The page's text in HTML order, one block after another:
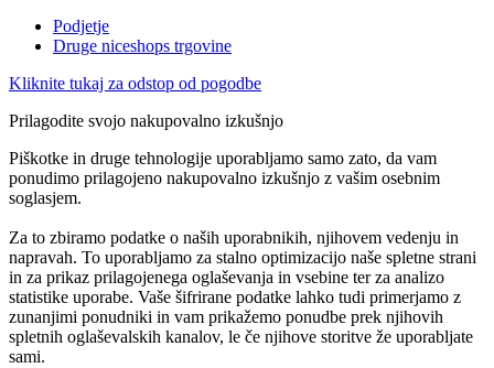
Podjetje
Druge niceshops trgovine
Kliknite tukaj za odstop od pogodbe
Prilagodite svojo nakupovalno izkušnjo
Piškotke in druge tehnologije uporabljamo samo zato, da vam
ponudimo prilagojeno nakupovalno izkušnjo z vašim osebnim
soglasjem.
Za to zbiramo podatke o naših uporabnikih, njihovem vedenju in
napravah. To uporabljamo za stalno optimizacijo naše spletne strani
in za prikaz prilagojenega oglaševanja in vsebine ter za analizo
statistike uporabe. Vaše šifrirane podatke lahko tudi primerjamo z
zunanjimi ponudniki in vam prikažemo ponudbe prek njihovih
spletnih oglaševalskih kanalov, le če njihove storitve že uporabljate
sami.